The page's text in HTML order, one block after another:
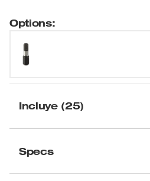
Options:
Incluye (25)
(25
Specs